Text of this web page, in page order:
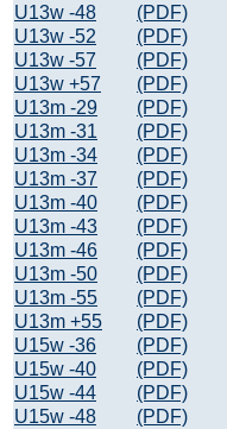
U13w -48
(PDF)
U13w -52
(PDF)
U13w -57
(PDF)
U13w +57
(PDF)
U13m -29
(PDF)
U13m -31
(PDF)
U13m -34
(PDF)
U13m -37
(PDF)
U13m -40
(PDF)
U13m -43
(PDF)
U13m -46
(PDF)
U13m -50
(PDF)
U13m -55
(PDF)
U13m +55
(PDF)
U15w -36
(PDF)
U15w -40
(PDF)
U15w -44
(PDF)
U15w -48
(PDF)